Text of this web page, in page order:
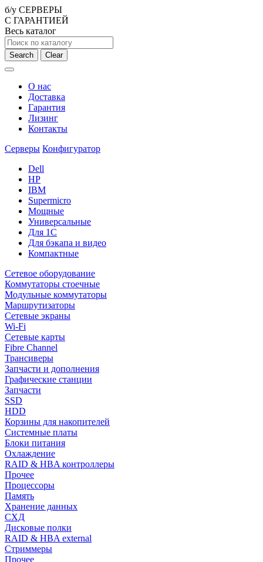
б/у СЕРВЕРЫ
С ГАРАНТИЕЙ
Весь каталог
Search Clear
О нас
Доставка
Гарантия
Лизинг
Контакты
Серверы Конфигуратор
Dell
HP
IBM
Supermicro
Мощные
Универсальные
Для 1С
Для бэкапа и видео
Компактные
Сетевое оборудование
Коммутаторы стоечные
Модульные коммутаторы
Маршрутизаторы
Сетевые экраны
Wi-Fi
Сетевые карты
Fibre Channel
Трансиверы
Запчасти и дополнения
Графические станции
Запчасти
SSD
HDD
Корзины для накопителей
Системные платы
Блоки питания
Охлаждение
RAID & HBA контроллеры
Прочее
Процессоры
Память
Хранение данных
СХД
Дисковые полки
RAID & HBA external
Стриммеры
Прочее